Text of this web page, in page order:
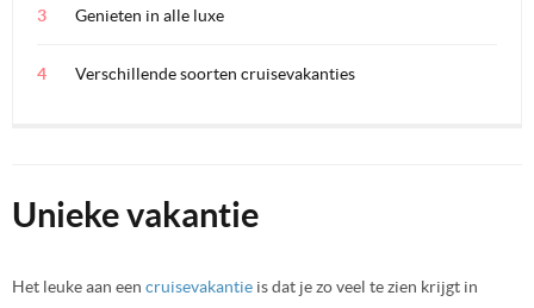
Genieten in alle luxe
Verschillende soorten cruisevakanties
Unieke vakantie
Het leuke aan een cruisevakantie is dat je zo veel te zien krijgt in